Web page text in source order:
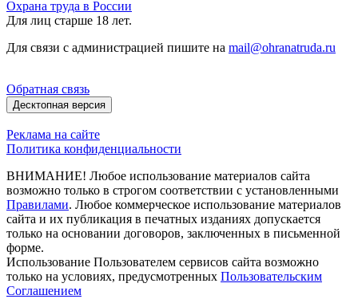
Охрана труда в России
Для лиц старше 18 лет.
Для связи с администрацией пишите на mail@ohranatruda.ru
Обратная связь
Десктопная версия
Реклама на сайте
Политика конфиденциальности
ВНИМАНИЕ! Любое использование материалов сайта
возможно только в строгом соответствии с установленными
Правилами. Любое коммерческое использование материалов
сайта и их публикация в печатных изданиях допускается
только на основании договоров, заключенных в письменной
форме.
Использование Пользователем сервисов сайта возможно
только на условиях, предусмотренных Пользовательским
Соглашением